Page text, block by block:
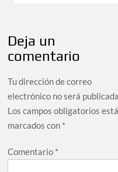
Deja un
comentario
Tu dirección de correo
electrónico no será
Los campos obligatorios
marcados con *
Comentario *